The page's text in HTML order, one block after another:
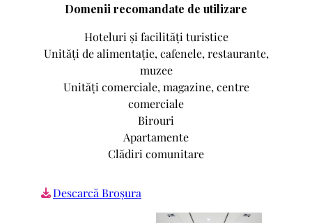
Domenii recomandate de utilizare
Hoteluri și facilități turistice
Unități de alimentație, cafenele, restaurante,
muzee
Unități comerciale, magazine, centre
comerciale
Birouri
Apartamente
Clădiri comunitare
Descarcă Broșura